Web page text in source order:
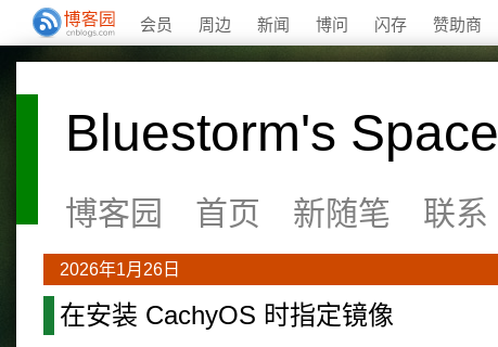
会员 周边 新闻 博问 闪存 赞助商
Bluestorm's Space
博客园 首页 新随笔 联系
2026年1月26日
在安装 CachyOS 时指定镜像